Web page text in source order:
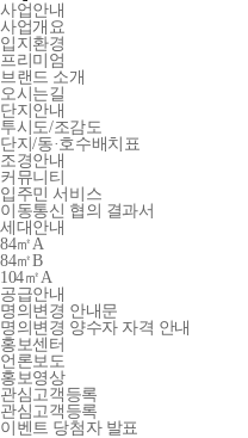
사업안내
사업개요
입지환경
프리미엄
브랜드 소개
오시는길
단지안내
투시도/조감도
단지/동·호수배치표
조경안내
커뮤니티
입주민 서비스
이동통신 협의 결과서
세대안내
84㎡A
84㎡B
104㎡A
공급안내
명의변경 안내문
명의변경 양수자 자격 안내
홍보센터
언론보도
홍보영상
관심고객등록
관심고객등록
이벤트 당첨자 발표